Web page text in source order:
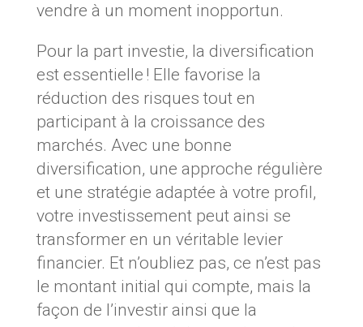
vendre à un moment inopportun.
Pour la part investie, la diversification
est essentielle ! Elle favorise la
réduction des risques tout en
participant à la croissance des
marchés. Avec une bonne
diversification, une approche régulière
et une stratégie adaptée à votre profil,
votre investissement peut ainsi se
transformer en un véritable levier
financier. Et n’oubliez pas, ce n’est pas
le montant initial qui compte, mais la
façon de l’investir ainsi que la